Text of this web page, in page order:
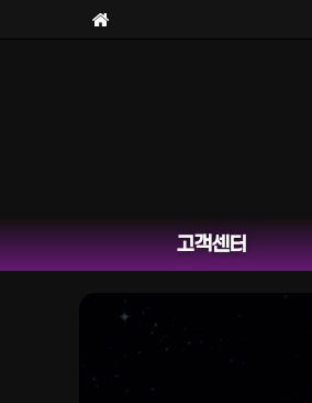
고객센터